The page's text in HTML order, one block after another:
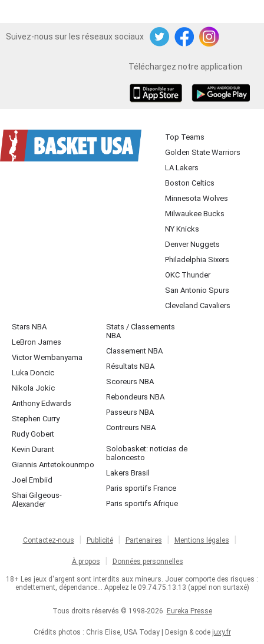
Suivez-nous sur les réseaux sociaux
TwitterFacebookInstagram
Téléchargez notre application
Top Teams
Golden State Warriors
LA Lakers
Boston Celtics
Minnesota Wolves
Milwaukee Bucks
NY Knicks
Denver Nuggets
Philadelphia Sixers
OKC Thunder
San Antonio Spurs
Cleveland Cavaliers
Stars NBA
LeBron James
Victor Wembanyama
Luka Doncic
Nikola Jokic
Anthony Edwards
Stephen Curry
Rudy Gobert
Kevin Durant
Giannis Antetokounmpo
Joel Embiid
Shai Gilgeous-
Alexander
Stats / Classements
NBA
Classement NBA
Résultats NBA
Scoreurs NBA
Rebondeurs NBA
Passeurs NBA
Contreurs NBA
Solobasket: noticias de
baloncesto
Lakers Brasil
Paris sportifs France
Paris sportifs Afrique
Contactez-nous Publicité Partenaires Mentions légales
À propos Données personnelles
18+ Les jeux d'argent sont interdits aux mineurs. Jouer comporte des risques :
endettement, dépendance... Appelez le 09.74.75.13.13 (appel non surtaxé)
Tous droits réservés © 1998-2026 Eureka Presse
Crédits photos : Chris Elise, USA Today | Design & code juxy.fr